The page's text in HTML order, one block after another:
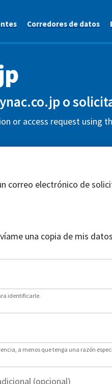
Corredores de datos
o
or access request using
correo electrónico de
una copia de mis datos
identificarle.
a menos que tenga una razón
(opcional)